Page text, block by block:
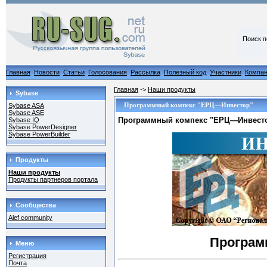
Поиск
Главная Новости Статьи Голосования Рассылка Полезный код Участники
Sybase
Sybase ASA
Sybase ASE
Sybase IQ
Sybase PowerDesigner
Sybase PowerBuilder
Продукты
Наши продукты
Продукты партнеров портала
Сообщества
Alef community
Меню
Регистрация
Почта
Главная -> Наши продукты
Программный компекс "ЕРЦ—Инвестор"
Программный компекс